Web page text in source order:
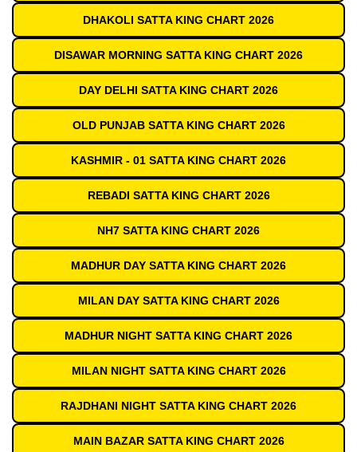
DHAKOLI SATTA KING CHART 2026
DISAWAR MORNING SATTA KING CHART 2026
DAY DELHI SATTA KING CHART 2026
OLD PUNJAB SATTA KING CHART 2026
KASHMIR - 01 SATTA KING CHART 2026
REBADI SATTA KING CHART 2026
NH7 SATTA KING CHART 2026
MADHUR DAY SATTA KING CHART 2026
MILAN DAY SATTA KING CHART 2026
MADHUR NIGHT SATTA KING CHART 2026
MILAN NIGHT SATTA KING CHART 2026
RAJDHANI NIGHT SATTA KING CHART 2026
MAIN BAZAR SATTA KING CHART 2026